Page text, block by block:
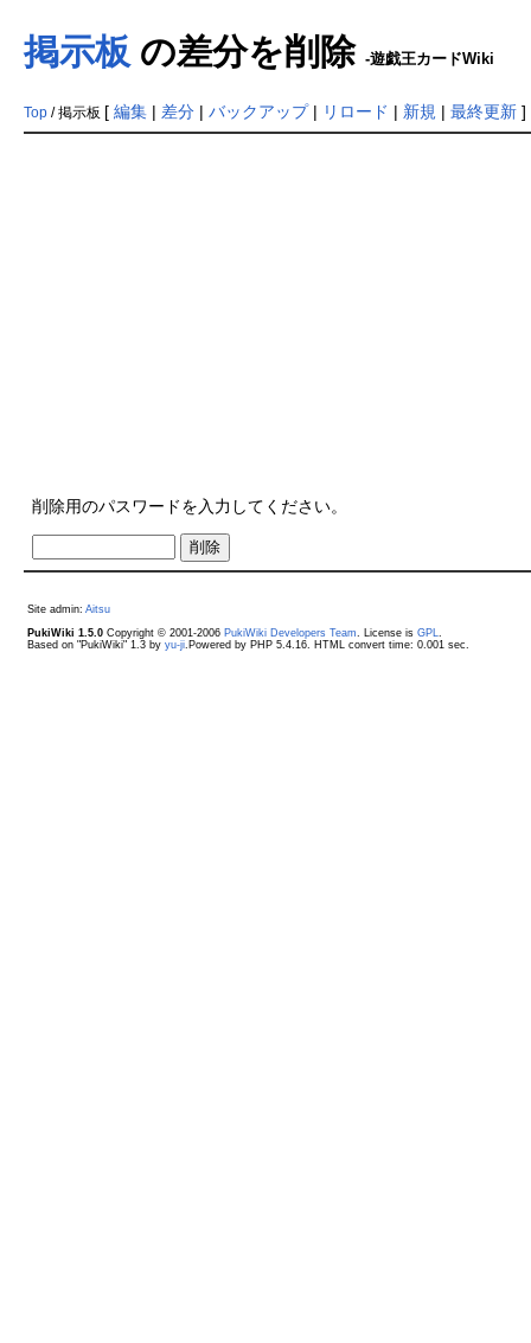
掲示板 の差分を削除 -遊戯王カードWiki
Top/ 掲示板 [ 編集| 差分| バックアップ| リロード | 新規 | 最終更新
削除用のパスワードを入力してください。
Site admin: Aitsu
PukiWiki 1.5.0Copyright © 2001-2006 PukiWiki Developers Team. License is GPL.
Based on "PukiWiki" 1.3 by yu-ji.Powered by PHP 5.4.16. HTML convert time: 0.001 sec.